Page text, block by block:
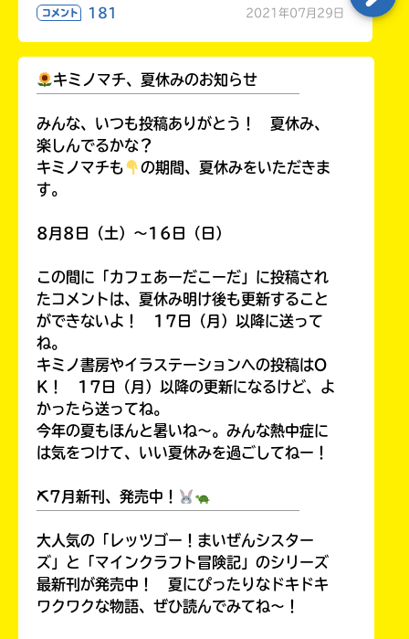
コメント 181 2021年07月29日
キミノマチ、夏休みのお知らせ
みんな、いつも投稿ありがとう！ 夏休み、
楽しんでるかな？
キミノマチも
の期間、夏休みをいただきま
す。
8月8日（土）～16日（日）
この間に「カフェあーだこーだ」に投稿され
たコメントは、夏休み明け後も更新すること
ができないよ！ 17日（月）以降に送って
ね。
キミノ書房やイラステーションへの投稿はO
K！ 17日（月）以降の更新になるけど、よ
かったら送ってね。
今年の夏もほんと暑いね～。みんな熱中症に
は気をつけて、いい夏休みを過ごしてねー！
⛏7月新刊、発売中！
大人気の「レッツゴー！まいぜんシスター
ズ」と「マインクラフト冒険記」のシリーズ
最新刊が発売中！ 夏にぴったりなドキドキ
ワクワクな物語、ぜひ読んでみてね～！